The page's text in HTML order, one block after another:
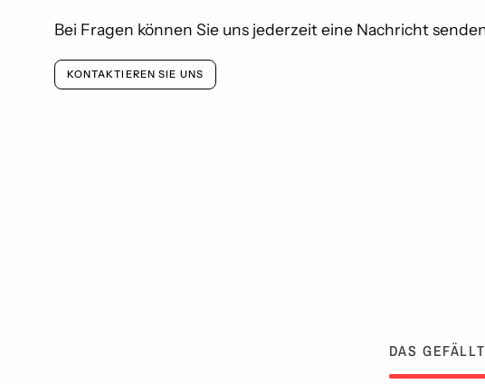
Bei Fragen können Sie uns jederzeit eine Nachricht
KONTAKTIEREN SIE UNS
DAS